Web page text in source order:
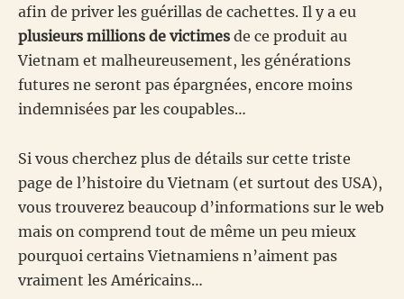
afin de priver les guérillas de cachettes. Il y a eu
plusieurs millions de victimes de ce produit au
Vietnam et malheureusement, les générations
futures ne seront pas épargnées, encore moins
indemnisées par les coupables…
Si vous cherchez plus de détails sur cette triste
page de l’histoire du Vietnam (et surtout des USA),
vous trouverez beaucoup d’informations sur le web
mais on comprend tout de même un peu mieux
pourquoi certains Vietnamiens n’aiment pas
vraiment les Américains…